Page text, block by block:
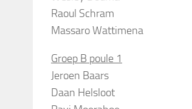
Raoul Schram
Massaro Wattimena
Groep B poule 1
Jeroen Baars
Daan Helsloot